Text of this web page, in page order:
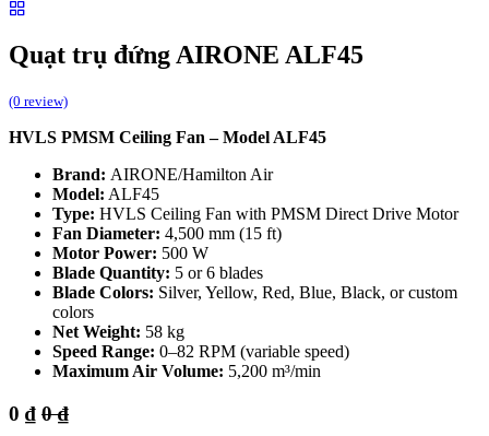
Quạt trụ đứng AIRONE ALF45
(0 review)
HVLS PMSM Ceiling Fan – Model ALF45
Brand: AIRONE/Hamilton Air
Model: ALF45
Type: HVLS Ceiling Fan with PMSM Direct Drive Motor
Fan Diameter: 4,500 mm (15 ft)
Motor Power: 500 W
Blade Quantity: 5 or 6 blades
Blade Colors: Silver, Yellow, Red, Blue, Black, or custom
colors
Net Weight: 58 kg
Speed Range: 0–82 RPM (variable speed)
Maximum Air Volume: 5,200 m³/min
0 ₫ 0₫